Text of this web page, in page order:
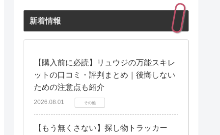
新着情報
【購入前に必読】リュウジの万能スキレ
ットの口コミ・評判まとめ｜後悔しない
ための注意点も紹介
2026.08.01 その他
【もう無くさない】探し物トラッカー